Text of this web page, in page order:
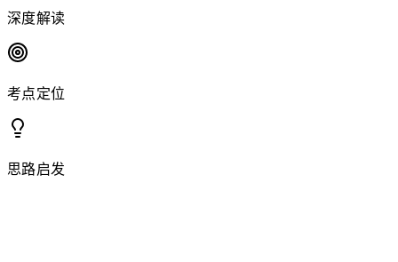
深度解读
考点定位
思路启发